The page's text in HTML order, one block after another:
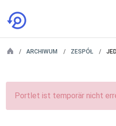
ARCHIWUM ZESPÓŁ
Portlet ist temporär nicht